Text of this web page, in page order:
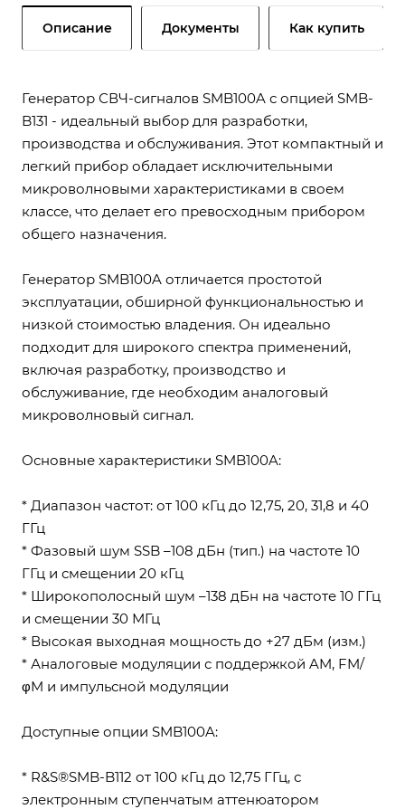
Описание Документы Как купить
Генератор СВЧ-сигналов SMB100A с опцией SMB-
B131 - идеальный выбор для разработки,
производства и обслуживания. Этот компактный и
легкий прибор обладает исключительными
микроволновыми характеристиками в своем
классе, что делает его превосходным прибором
общего назначения.
Генератор SMB100A отличается простотой
эксплуатации, обширной функциональностью и
низкой стоимостью владения. Он идеально
подходит для широкого спектра применений,
включая разработку, производство и
обслуживание, где необходим аналоговый
микроволновый сигнал.
Основные характеристики SMB100A:
* Диапазон частот: от 100 кГц до 12,75, 20, 31,8 и 40
ГГц
* Фазовый шум SSB –108 дБн (тип.) на частоте 10
ГГц и смещении 20 кГц
* Широкополосный шум –138 дБн на частоте 10 ГГц
и смещении 30 МГц
* Высокая выходная мощность до +27 дБм (изм.)
* Аналоговые модуляции с поддержкой AM, FM/
φM и импульсной модуляции
Доступные опции SMB100A:
* R&S®SMB-B112 от 100 кГц до 12,75 ГГц, с
электронным ступенчатым аттенюатором